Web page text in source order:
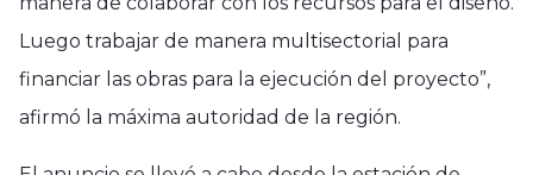
Luego trabajar de manera multisectorial para
financiar las obras para la ejecución del proyecto”,
afirmó la máxima autoridad de la región.